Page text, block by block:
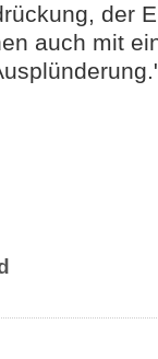
der
auch mit